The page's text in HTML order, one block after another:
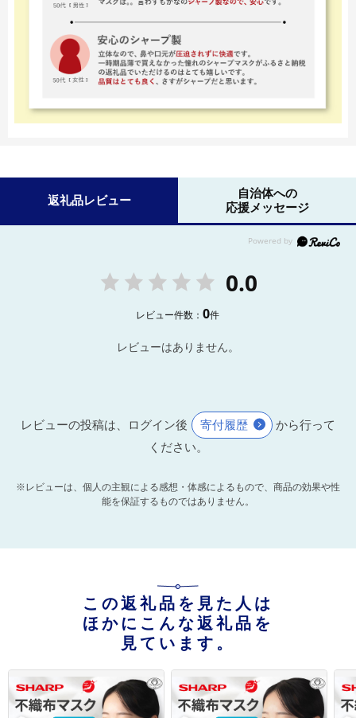
返礼品レビュー
自治体への
応援メッセージ
0.0
レビュー件数：0件
レビューはありません。
レビューの投稿は、ログイン後 寄付履歴
から行って
ください。
※レビューは、個人の主観による感想・体感によるもので、商品の効果や性
能を保証するものではありません。
この返礼品を見た人は
ほかにこんな返礼品を
見ています。